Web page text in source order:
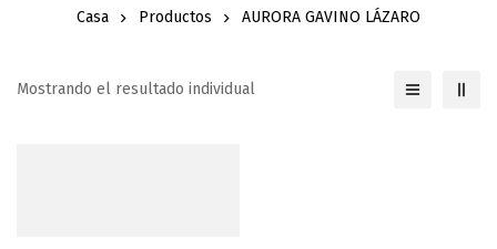
Casa Productos AURORA GAVINO LÁZARO
Mostrando el resultado individual